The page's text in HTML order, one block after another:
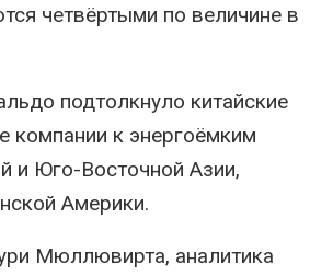
четвёртыми по величине в
подтолкнуло китайские
компании к энергоёмким
и Юго-Восточной Азии,
Америки.
Мюллювирта, аналитика